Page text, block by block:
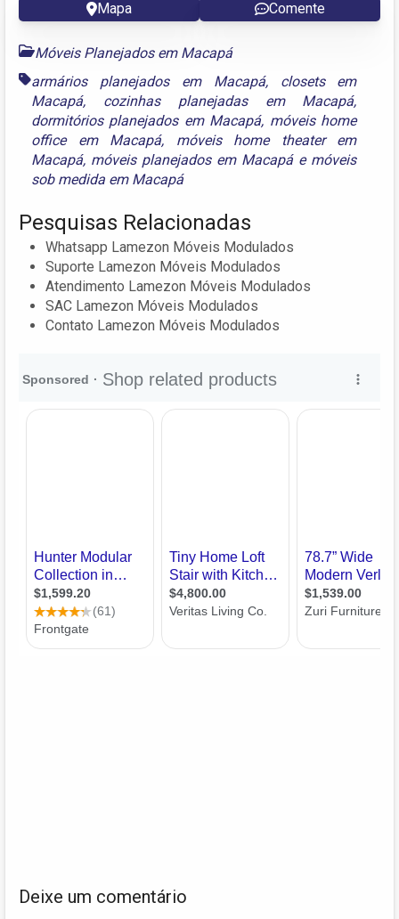
Mapa Comente
Móveis Planejados em Macapá
armários planejados em Macapá, closets em
Macapá, cozinhas planejadas em Macapá,
dormitórios planejados em Macapá, móveis home
office em Macapá, móveis home theater em
Macapá, móveis planejados em Macapáe móveis
sob medida em Macapá
Pesquisas Relacionadas
Whatsapp Lamezon Móveis Modulados
Suporte Lamezon Móveis Modulados
Atendimento Lamezon Móveis Modulados
SAC Lamezon Móveis Modulados
Contato Lamezon Móveis Modulados
Deixe um comentário